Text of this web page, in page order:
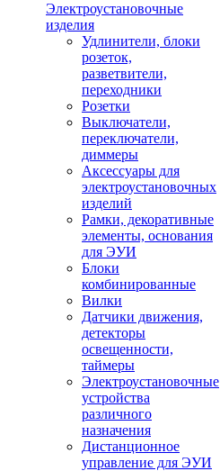
Электроустановочные
изделия
Удлинители, блоки
розеток,
разветвители,
переходники
Розетки
Выключатели,
переключатели,
диммеры
Аксессуары для
электроустановочных
изделий
Рамки, декоративные
элементы, основания
для ЭУИ
Блоки
комбинированные
Вилки
Датчики движения,
детекторы
освещенности,
таймеры
Электроустановочные
устройства
различного
назначения
Дистанционное
управление для ЭУИ